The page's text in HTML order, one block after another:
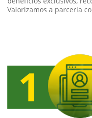
Valorizamos a parceria